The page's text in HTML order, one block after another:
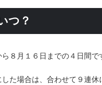
つ？
８月１６日までの４日間で
た場合は、合わせて９連休